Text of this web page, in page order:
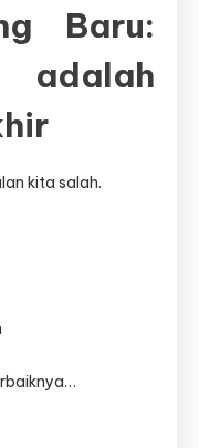
Baru:
kita salah.